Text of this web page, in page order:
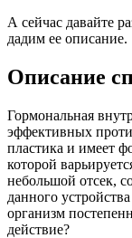
А сейчас давайте
дадим ее описание.
Описание
Гормональная
эффективных
пластика и имеет
которой
небольшой отсек,
данного
организм
действие?